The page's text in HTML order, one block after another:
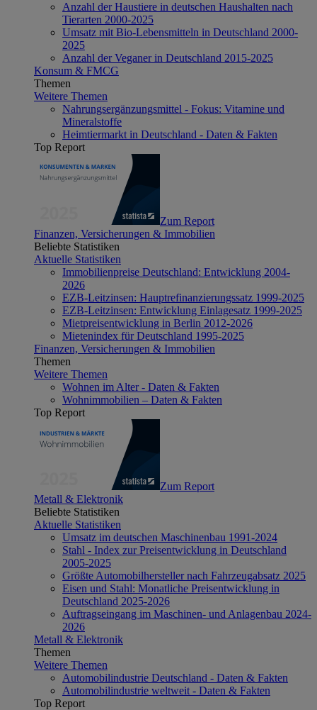
Anzahl der Haustiere in deutschen Haushalten nach
Tierarten 2000-2025
Umsatz mit Bio-Lebensmitteln in Deutschland 2000-
2025
Anzahl der Veganer in Deutschland 2015-2025
Konsum & FMCG
Themen
Weitere Themen
Nahrungsergänzungsmittel - Fokus: Vitamine und
Mineralstoffe
Heimtiermarkt in Deutschland - Daten & Fakten
Top Report
Zum Report
Finanzen, Versicherungen & Immobilien
Beliebte Statistiken
Aktuelle Statistiken
Immobilienpreise Deutschland: Entwicklung 2004-
2026
EZB-Leitzinsen: Hauptrefinanzierungssatz 1999-2025
EZB-Leitzinsen: Entwicklung Einlagesatz 1999-2025
Mietpreisentwicklung in Berlin 2012-2026
Mietenindex für Deutschland 1995-2025
Finanzen, Versicherungen & Immobilien
Themen
Weitere Themen
Wohnen im Alter - Daten & Fakten
Wohnimmobilien – Daten & Fakten
Top Report
Zum Report
Metall & Elektronik
Beliebte Statistiken
Aktuelle Statistiken
Umsatz im deutschen Maschinenbau 1991-2024
Stahl - Index zur Preisentwicklung in Deutschland
2005-2025
Größte Automobilhersteller nach Fahrzeugabsatz 2025
Eisen und Stahl: Monatliche Preisentwicklung in
Deutschland 2025-2026
Auftragseingang im Maschinen- und Anlagenbau 2024-
2026
Metall & Elektronik
Themen
Weitere Themen
Automobilindustrie Deutschland - Daten & Fakten
Automobilindustrie weltweit - Daten & Fakten
Top Report